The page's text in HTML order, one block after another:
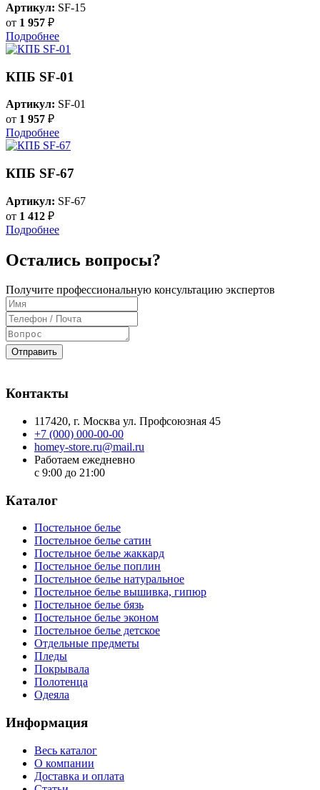
Артикул: SF-15
от 1 957 ₽
Подробнее
КПБ SF-01
Артикул: SF-01
от 1 957 ₽
Подробнее
КПБ SF-67
Артикул: SF-67
от 1 412 ₽
Подробнее
Остались вопросы?
Получите профессиональную консультацию экспертов
Отправить
Контакты
117420, г. Москва ул. Профсоюзная 45
+7 (000) 000-00-00
homey-store.ru@mail.ru
Работаем ежедневно
с 9:00 до 21:00
Каталог
Постельное белье
Постельное белье сатин
Постельное белье жаккард
Постельное белье поплин
Постельное белье натуральное
Постельное белье вышивка, гипюр
Постельное белье бязь
Постельное белье эконом
Постельное белье детское
Отдельные предметы
Пледы
Покрывала
Полотенца
Одеяла
Информация
Весь каталог
О компании
Доставка и оплата